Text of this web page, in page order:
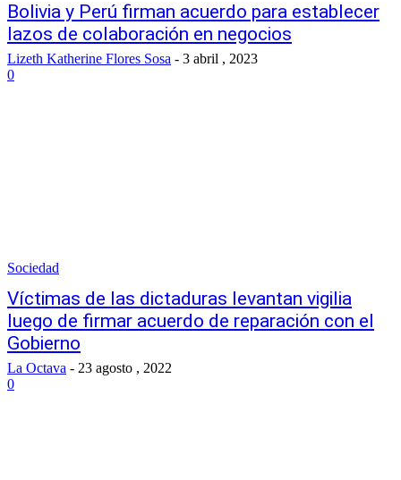
Bolivia y Perú firman acuerdo para establecer
lazos de colaboración en negocios
Lizeth Katherine Flores Sosa - 3 abril , 2023
0
Sociedad
Víctimas de las dictaduras levantan vigilia
luego de firmar acuerdo de reparación con el
Gobierno
La Octava - 23 agosto , 2022
0